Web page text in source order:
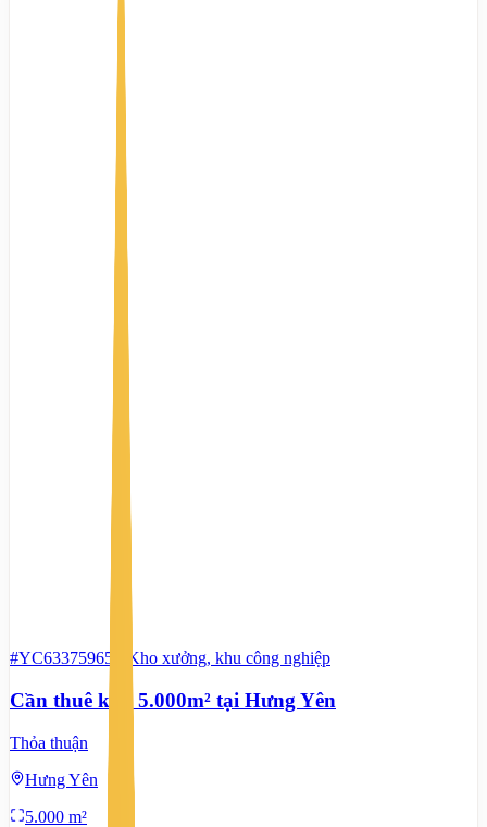
#YC63375965 Kho xưởng, khu công nghiệp
Cần thuê kho 5.000m² tại Hưng Yên
Thỏa thuận
Hưng Yên
5.000 m²